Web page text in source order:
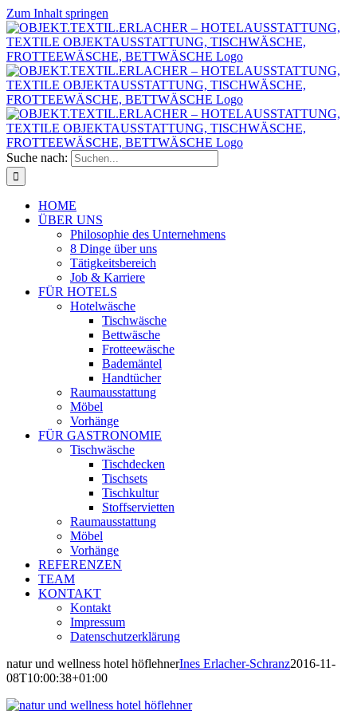
Zum Inhalt springen
Suche nach:
HOME
ÜBER UNS
Philosophie des Unternehmens
8 Dinge über uns
Tätigkeitsbereich
Job & Karriere
FÜR HOTELS
Hotelwäsche
Tischwäsche
Bettwäsche
Frotteewäsche
Bademäntel
Handtücher
Raumausstattung
Möbel
Vorhänge
FÜR GASTRONOMIE
Tischwäsche
Tischdecken
Tischsets
Tischkultur
Stoffservietten
Raumausstattung
Möbel
Vorhänge
REFERENZEN
TEAM
KONTAKT
Kontakt
Impressum
Datenschutzerklärung
natur und wellness hotel höflehnerInes Erlacher-Schranz2016-11-
08T10:00:38+01:00